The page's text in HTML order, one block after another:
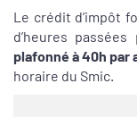
Le crédit d’impôt
d’heures
plafonné à 40h
horaire du Smic.